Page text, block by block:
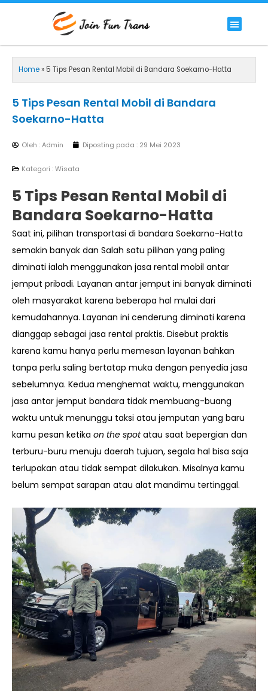
Menu
Home»5 Tips Pesan Rental Mobil di Bandara Soekarno-Hatta
5 Tips Pesan Rental Mobil di Bandara
Soekarno-Hatta
Oleh : Admin Diposting pada : 29 Mei 2023
Kategori :Wisata
5 Tips Pesan Rental Mobil di
Bandara Soekarno-Hatta
Saat ini, pilihan transportasi di bandara Soekarno-Hatta
semakin banyak dan Salah satu pilihan yang paling
diminati ialah menggunakan jasa rental mobil antar
jemput pribadi. Layanan antar jemput ini banyak diminati
oleh masyarakat karena beberapa hal mulai dari
kemudahannya. Layanan ini cenderung diminati karena
dianggap sebagai jasa rental praktis. Disebut praktis
karena kamu hanya perlu memesan layanan bahkan
tanpa perlu saling bertatap muka dengan penyedia jasa
sebelumnya. Kedua menghemat waktu, menggunakan
jasa antar jemput bandara tidak membuang-buang
waktu untuk menunggu taksi atau jemputan yang baru
kamu pesan ketika on the spotatau saat bepergian dan
terburu-buru menuju daerah tujuan, segala hal bisa saja
terlupakan atau tidak sempat dilakukan. Misalnya kamu
belum sempat sarapan atau alat mandimu tertinggal.